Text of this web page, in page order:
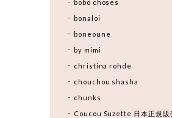
bobo choses
bonaloi
boneoune
by mimi
christina rohde
chouchou shasha
chunks
Coucou Suzette 日本正規販